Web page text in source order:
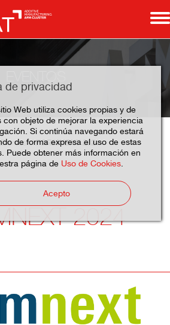
de privacidad
Web utiliza cookies propias y de
con objeto de mejorar la experiencia
Si continúa navegando estará
de forma expresa el uso de estas
Puede obtener más información en
página de Uso de Cookies.
Acepto
Eventos FORMNEXT 2024
2024